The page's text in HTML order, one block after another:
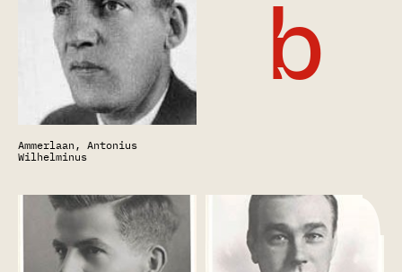
Ammerlaan, Antonius
Wilhelminus
b